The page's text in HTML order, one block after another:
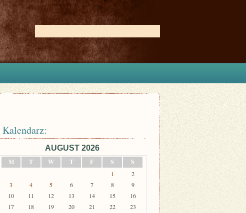
Kalendarz:
AUGUST 2026
M
T W T F S S
1
2
3
4 5 6 7 8
9
10
11 12 13 14 15
16
17
18 19 20 21 22
23